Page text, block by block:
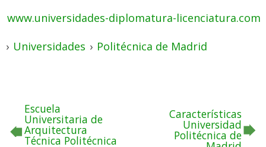
www.universidades-diplomatura-licenciatura.com
› Universidades › Politécnica de Madrid
Escuela
Universitaria de
Arquitectura
Técnica Politécnica
Características
Universidad
Politécnica de